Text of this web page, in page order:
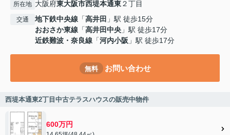
所在地 大阪府東大阪市西堤本通東２丁目
交通 地下鉄中央線 「高井田 」駅 徒歩15分
おおさか東線 「高井田中央 」駅 徒歩17分
近鉄難波・奈良線 「河内小阪 」駅 徒歩17分
無料 お問い合わせ
西堤本通東2丁目中古テラスハウスの販売中物件
600万円